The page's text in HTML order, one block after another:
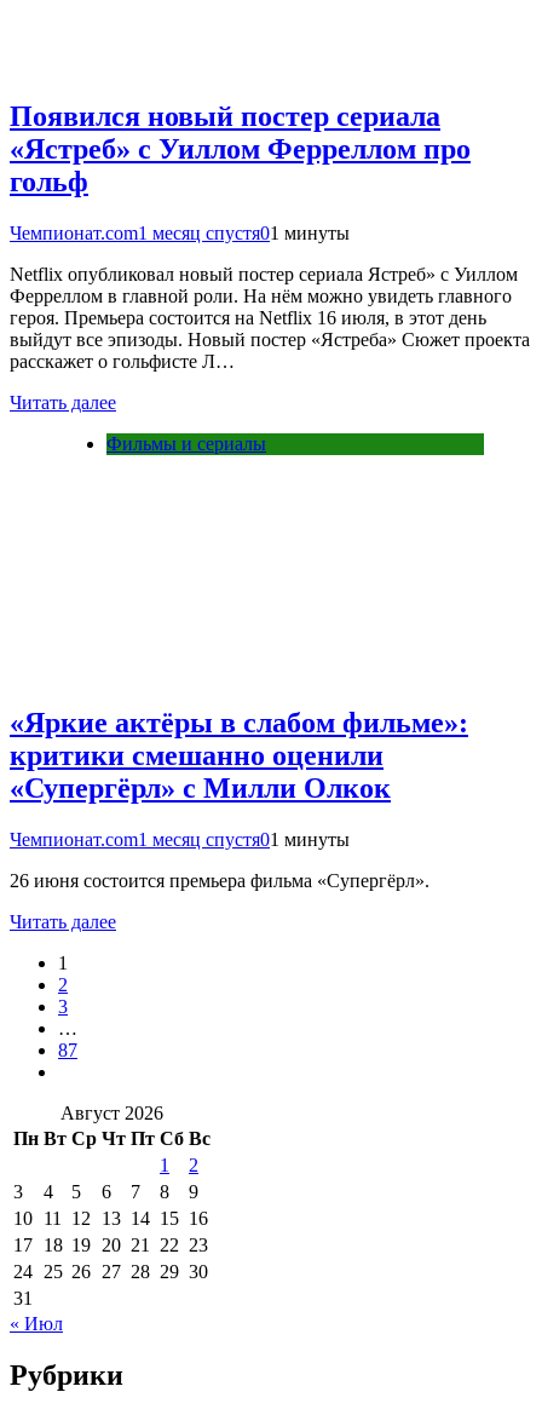
Появился новый постер сериала
«Ястреб» с Уиллом Ферреллом про
гольф
Чемпионат.com1 месяц спустя01 минуты
Netflix опубликовал новый постер сериала Ястреб» с Уиллом
Ферреллом в главной роли. На нём можно увидеть главного
героя. Премьера состоится на Netflix 16 июля, в этот день
выйдут все эпизоды. Новый постер «Ястреба» Сюжет проекта
расскажет о гольфисте Л…
Читать далее
Фильмы и сериалы
«Яркие актёры в слабом фильме»:
критики смешанно оценили
«Супергёрл» с Милли Олкок
Чемпионат.com1 месяц спустя01 минуты
26 июня состоится премьера фильма «Супергёрл».
Читать далее
1
2
3
…
87
Август 2026
Пн Вт Ср Чт Пт Сб Вс
1
2
3
4 5 6 7 8
9
10 11 12 13 14 15 16
17 18 19 20 21 22 23
24 25 26 27 28 29 30
31
« Июл
Рубрики